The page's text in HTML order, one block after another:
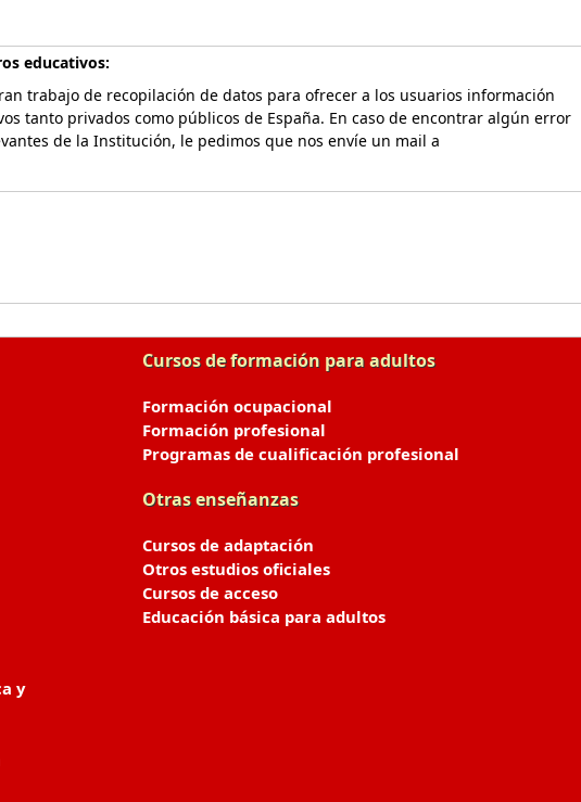
educativos:
trabajo de recopilación de datos para ofrecer a los usuarios información
tanto privados como públicos de España. En caso de encontrar algún error
de la Institución, le pedimos que nos envíe un mail a
y
Cursos de formación para adultos
Formación ocupacional
Formación profesional
Programas de cualificación profesional
Otras enseñanzas
Cursos de adaptación
Otros estudios oficiales
Cursos de acceso
Educación básica para adultos